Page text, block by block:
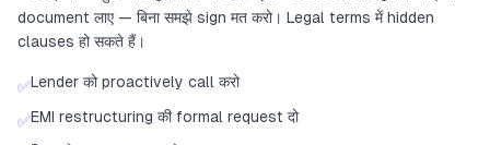
document लाए — बिना समझे sign मत करो। Legal terms में hidden
clauses हो सकते हैं।
✅Lender को proactively call करो
✅EMI restructuring की formal request दो